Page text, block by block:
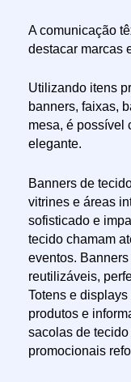
A comunicação
destacar marcas
Utilizando itens
banners, faixas,
mesa, é possível
elegante.
Banners de
vitrines e áreas
sofisticado e
tecido chamam
eventos.
reutilizáveis,
Totens e
produtos e
sacolas de
promocionais